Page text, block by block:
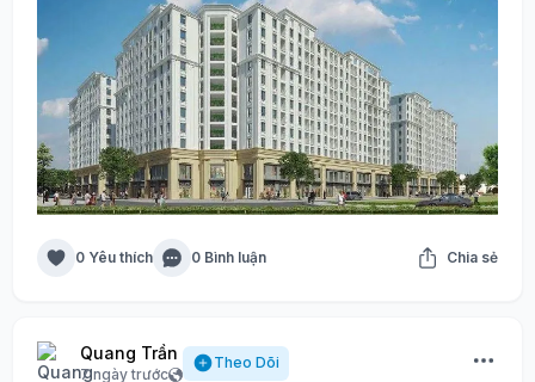
0 Yêu thích 0 Bình luận Chia sẻ
Quang Trần
7 ngày trước
Theo Dõi